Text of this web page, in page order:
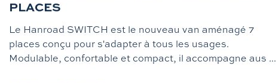
PLACES
Le Hanroad SWITCH est le nouveau van aménagé 7
places conçu pour s'adapter à tous les usages.
Modulable, confortable et compact, il accompagne aus ...